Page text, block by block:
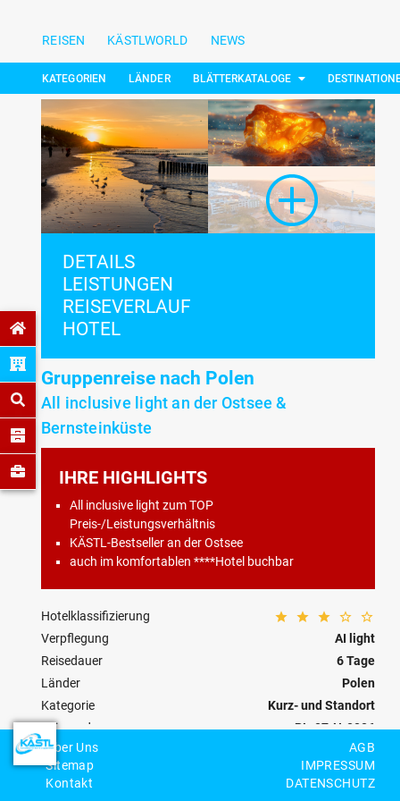
REISEN KÄSTLWORLD NEWS
KATEGORIEN LÄNDER BLÄTTERKATALOGE
DETAILS
LEISTUNGEN
REISEVERLAUF
HOTEL
Gruppenreise nach Polen
All inclusive light an der Ostsee &
Bernsteinküste
IHRE HIGHLIGHTS
All inclusive light zum TOP
Preis-/Leistungsverhältnis
KÄSTL-Bestseller an der Ostsee
auch im komfortablen ****Hotel buchbar
Hotelklassifizierung
Verpflegung
AI light
Reisedauer
6 Tage
Länder
Polen
Kategorie
Kurz- und Standort
Reisecode
PL-07-H-0006
Über Uns
Sitemap
Kontakt
AGB
IMPRESSUM
DATENSCHUTZ